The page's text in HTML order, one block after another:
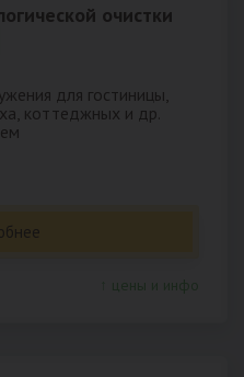
очистки
для гостиницы,
коттеджных и др.